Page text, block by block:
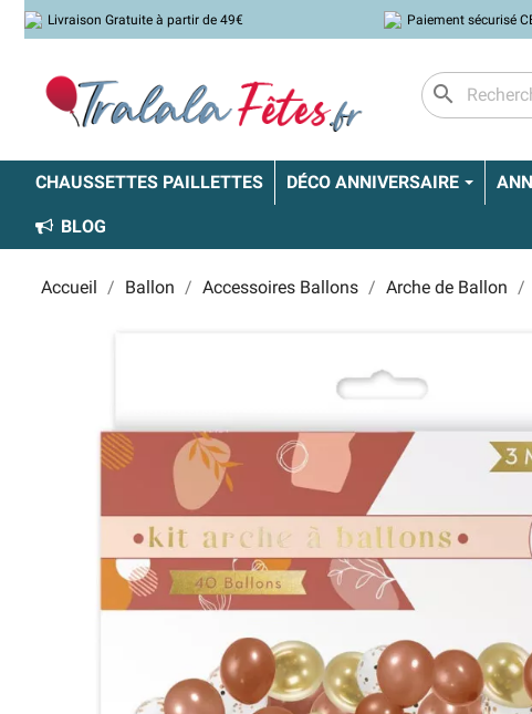
Livraison Gratuite à partir de 49€ Paiement sécurisé
search
CHAUSSETTES PAILLETTES DÉCO ANNIVERSAIRE
BLOG
Accueil Ballon Accessoires Ballons Arche de Ballon